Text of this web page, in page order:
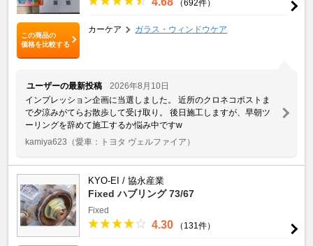
この商品の
価格を比較する
（692件）
カーケア ガラス・ウィンドウケア
ユーザーの最新投稿
2026年8月10日
インプレッション企画に当選しました。 近所のクロネコポストま
で夕涼みがてらお散歩して受け取り。 後日施工しますが、早朝ツ
ーリングを辞めて施工するか悩み中ですw
kamiya623 （愛車：トヨタ ヴェルファイア）
KYO-EI / 協永産業
Fixed ハブリング 73/67
Fixed
4.30 （131件）